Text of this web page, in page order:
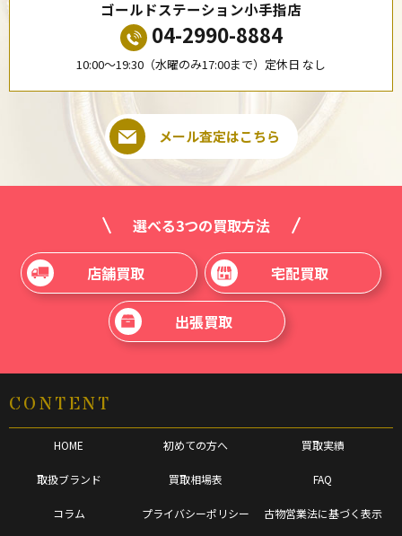
ゴールドステーション小手指店
04-2990-8884
10:00〜19:30（水曜のみ17:00まで）定休日 なし
メール査定はこちら
選べる3つの買取方法
店舗買取 宅配買取
出張買取
CONTENT
HOME 初めての方へ 買取実績
取扱ブランド 買取相場表 FAQ
コラム プライバシーポリシー 古物営業法に基づく表示